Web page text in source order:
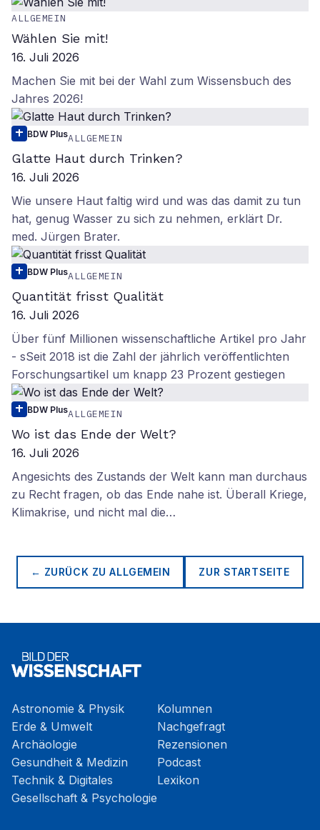
ALLGEMEIN
Wählen Sie mit!
16. Juli 2026
Machen Sie mit bei der Wahl zum Wissensbuch des
Jahres 2026!
BDW PlusALLGEMEIN
Glatte Haut durch Trinken?
16. Juli 2026
Wie unsere Haut faltig wird und was das damit zu tun
hat, genug Wasser zu sich zu nehmen, erklärt Dr.
med. Jürgen Brater.
BDW PlusALLGEMEIN
Quantität frisst Qualität
16. Juli 2026
Über fünf Millionen wissenschaftliche Artikel pro Jahr
- sSeit 2018 ist die Zahl der jährlich veröffentlichten
Forschungsartikel um knapp 23 Prozent gestiegen
BDW PlusALLGEMEIN
Wo ist das Ende der Welt?
16. Juli 2026
Angesichts des Zustands der Welt kann man durchaus
zu Recht fragen, ob das Ende nahe ist. Überall Kriege,
Klimakrise, und nicht mal die…
← ZURÜCK ZUALLGEMEIN ZUR STARTSEITE
Astronomie & Physik
Erde & Umwelt
Archäologie
Gesundheit & Medizin
Technik & Digitales
Gesellschaft & Psychologie
Kolumnen
Nachgefragt
Rezensionen
Podcast
Lexikon